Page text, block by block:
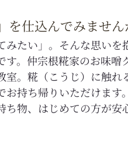
を仕込んでみません
みたい」。そんな思い
す。仲宗根糀家のお味噌
室。糀（こうじ）に触
持ち帰りいただけます。
ち物、はじめての方が